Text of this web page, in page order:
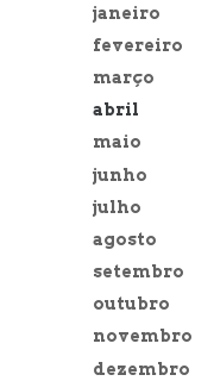
janeiro
fevereiro
março
abril
maio
junho
julho
agosto
setembro
outubro
novembro
dezembro